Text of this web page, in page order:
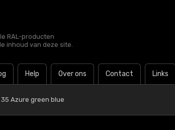
RAL-producten
inhoud van deze site.
Help Over ons Contact Links
35 Azure green blue